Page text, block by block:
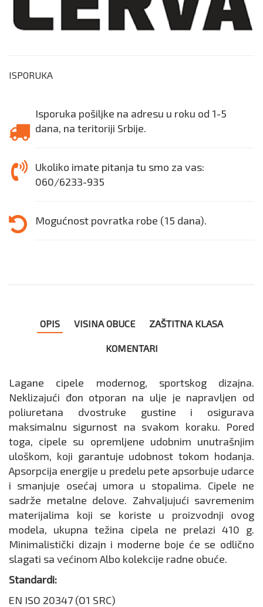
ISPORUKA
Isporuka pošiljke na adresu u roku od 1-5
dana, na teritoriji Srbije.
Ukoliko imate pitanja tu smo za vas:
060/6233-935
Mogućnost povratka robe (15 dana).
OPIS VISINA OBUCE ZAŠTITNA KLASA
KOMENTARI
Lagane cipele modernog, sportskog dizajna.
Neklizajući đon otporan na ulje je napravljen od
poliuretana dvostruke gustine i osigurava
maksimalnu sigurnost na svakom koraku. Pored
toga, cipele su opremljene udobnim unutrašnjim
uloškom, koji garantuje udobnost tokom hodanja.
Apsorpcija energije u predelu pete apsorbuje udarce
i smanjuje osećaj umora u stopalima. Cipele ne
sadrže metalne delove. Zahvaljujući savremenim
materijalima koji se koriste u proizvodnji ovog
modela, ukupna težina cipela ne prelazi 410 g.
Minimalistički dizajn i moderne boje će se odlično
slagati sa većinom Albo kolekcije radne obuće.
Standardi:
EN ISO 20347 (O1 SRC)